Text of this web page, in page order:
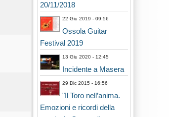
20/11/2018
22 Giu 2019 - 09:56
Ossola Guitar
Festival 2019
13 Giu 2020 - 12:45
Incidente a Masera
29 Dic 2015 - 16:56
"Il Toro nell’anima.
Emozioni e ricordi della